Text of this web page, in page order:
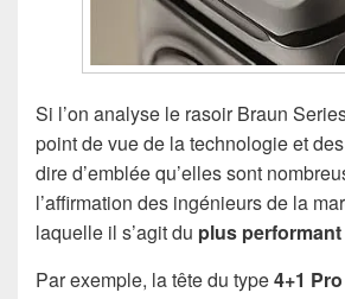
Si l’on analyse le rasoir Braun
point de vue de la technologie et
dire d’emblée qu’elles sont
l’affirmation des ingénieurs de la
laquelle il s’agit du plus performant
Par exemple, la tête du type4+1 Pro